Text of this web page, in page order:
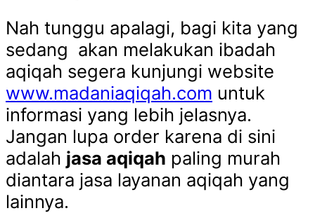
Nah tunggu apalagi, bagi kita yang
sedang akan melakukan ibadah
aqiqah segera kunjungi website
www.madaniaqiqah.com untuk
informasi yang lebih jelasnya.
Jangan lupa order karena di sini
adalah jasa aqiqah paling murah
diantara jasa layanan aqiqah yang
lainnya.